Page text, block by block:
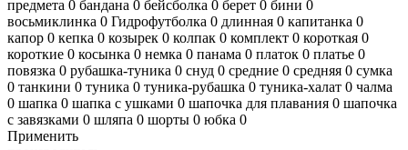
предмета 0 бандана 0 бейсболка 0 берет 0 бини 0
восьмиклинка 0 Гидрофутболка 0 длинная 0 капитанка 0
капор 0 кепка 0 козырек 0 колпак 0 комплект 0 короткая 0
короткие 0 косынка 0 немка 0 панама 0 платок 0 платье 0
повязка 0 рубашка-туника 0 снуд 0 средние 0 средняя 0 сумка
0 танкини 0 туника 0 туника-рубашка 0 туника-халат 0 чалма
0 шапка 0 шапка с ушками 0 шапочка для плавания 0 шапочка
с завязками 0 шляпа 0 шорты 0 юбка 0
Применить